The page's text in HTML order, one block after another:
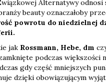
Alternatywy odnosi
beauty oznaczałoby
powrotu do niedzielnej
jak Rossmann, Hebe, dm
podczas większości
gdy część mniejszych
dzięki obowiązującym